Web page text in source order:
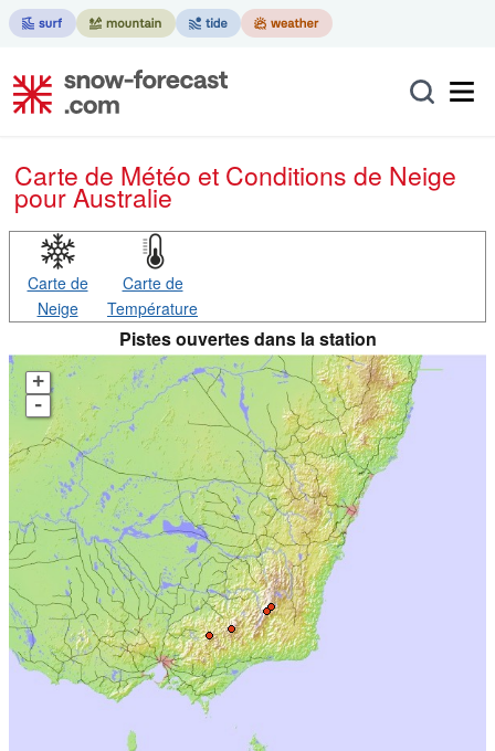
Carte de Météo et Conditions de Neige
pour Australie
Carte de
Neige
Carte de
Température
Pistes ouvertes dans la station
+
-